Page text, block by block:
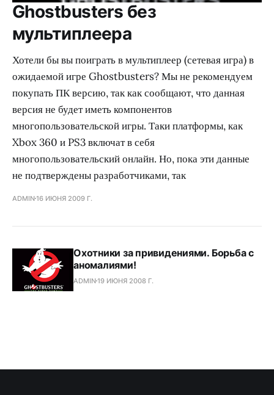
Ghostbusters без
мультиплеера
Хотели бы вы поиграть в мультиплеер (сетевая игра) в
ожидаемой игре Ghostbusters? Мы не рекомендуем
покупать ПК версию, так как сообщают, что данная
версия не будет иметь компонентов
многопользовательской игры. Таки платформы, как
Xbox 360 и PS3 включат в себя
многопользовательский онлайн. Но, пока эти данные
не подтверждены разработчиками, так
ADMIN16 ИЮНЯ 2009 Г.
Охотники за привидениями. Борьба с
аномалиями!
ADMIN19 ИЮНЯ 2008 Г.